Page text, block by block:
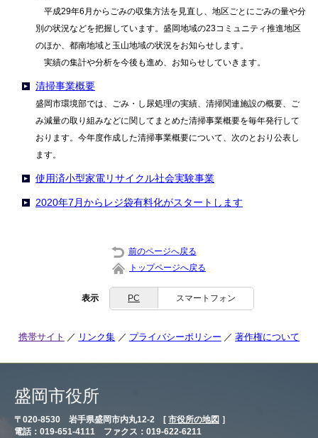
平成29年6月からごみの収集方法を見直し、地区ごとにごみの量や分
別の状況などを把握しています。盛岡地域の23コミュニティ推進地区
のほか、都南地域と玉山地域の状況をお知らせします。
実績の集計や分析を今後も進め、お知らせしていきます。
清掃事業概要
盛岡市環境部では、ごみ・し尿処理の実績、清掃関連施設の概要、ご
み減量の取り組みなどに関してまとめた清掃事業概要を毎年発行して
おります。今年度作成した清掃事業概要について、次のとおり公表し
ます。
使用済小型家電リサイクル社会実験事業
2020年7月からレジ袋有料化がスタートします
前のページへ戻る
トップページへ戻る
表示 PC スマートフォン
携帯サイト リンク集 プライバシーポリシー 著作権について
盛岡市役所
〒020-8530 岩手県盛岡市内丸12-2 [ 市役所の地図 ］
電話：019-651-4111 ファクス：019-622-6211